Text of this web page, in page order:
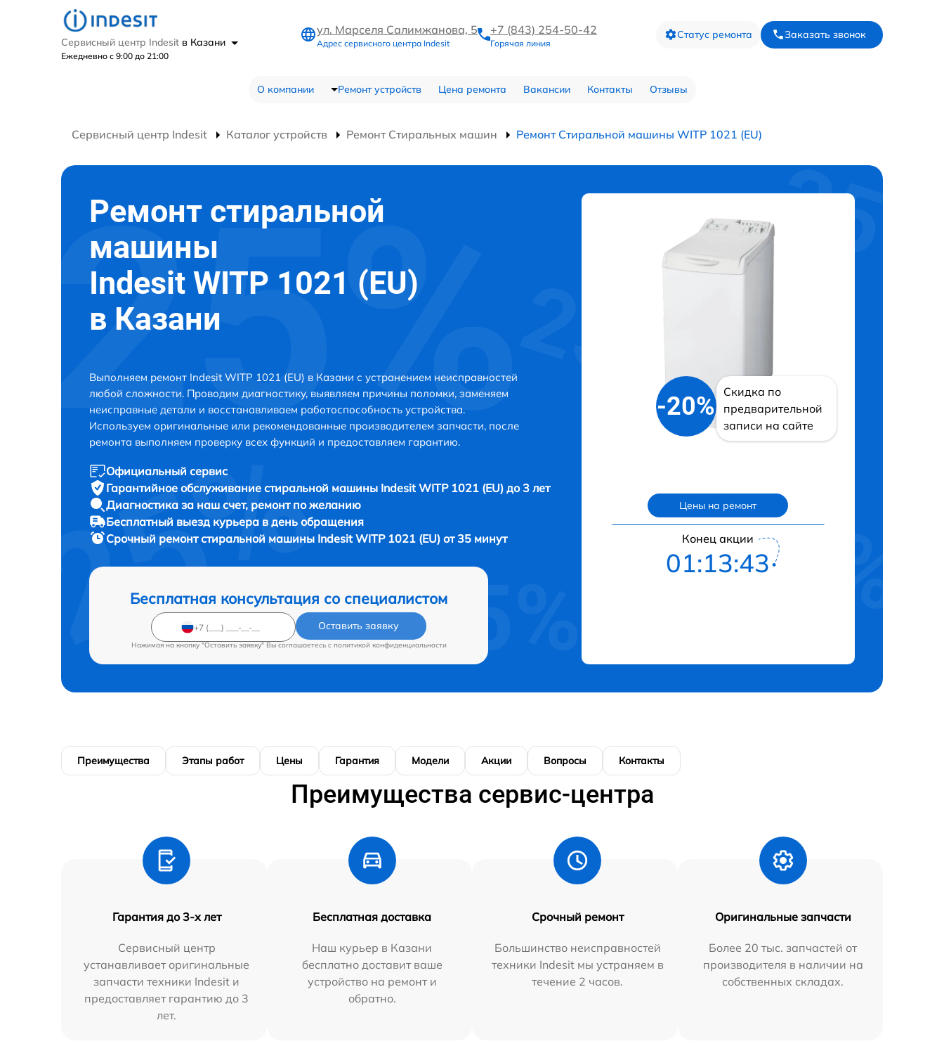
Сервисный центр Indesit в Казани
Ежедневно с 9:00 до 21:00
ул. Марселя Салимжанова, 5
Адрес сервисного центра Indesit
+7 (843) 254-50-42
Горячая линия
Статус ремонта Заказать звонок
О компании Ремонт устройств Цена ремонта Вакансии Контакты Отзывы
Сервисный центр Indesit Каталог устройств Ремонт Стиральных машин Ремонт Стиральной машины WITP 1021 (EU)
Ремонт стиральной
машины
Indesit WITP 1021 (EU)
в Казани
Выполняем ремонт Indesit WITP 1021 (EU) в Казани с устранением неисправностей
любой сложности. Проводим диагностику, выявляем причины поломки, заменяем
неисправные детали и восстанавливаем работоспособность устройства.
Используем оригинальные или рекомендованные производителем запчасти, после
ремонта выполняем проверку всех функций и предоставляем гарантию.
Официальный сервис
Гарантийное обслуживание стиральной машины Indesit WITP 1021 (EU) до 3 лет
Диагностика за наш счет, ремонт по желанию
Бесплатный выезд курьера в день обращения
Срочный ремонтстиральной машины Indesit WITP 1021 (EU) от 35 минут
Бесплатная консультация со специалистом
Оставить заявку
Нажимая на кнопку "Оставить заявку" Вы соглашаетесь c политикой конфиденциальности
-20%
Скидка по
предварительной
записи на сайте
Цены на ремонт
Конец акции
01:13:43
Преимущества Этапы работ Цены Гарантия Модели Акции Вопросы Контакты
Преимущества сервис-центра
Гарантия до 3-х лет
Сервисный центр
устанавливает оригинальные
запчасти техники Indesit и
предоставляет гарантию до 3
лет.
Бесплатная доставка
Наш курьер в Казани
бесплатно доставит ваше
устройство на ремонт и
обратно.
Срочный ремонт
Большинство неисправностей
техники Indesit мы устраняем в
течение 2 часов.
Оригинальные запчасти
Более 20 тыс. запчастей от
производителя в наличии на
собственных складах.